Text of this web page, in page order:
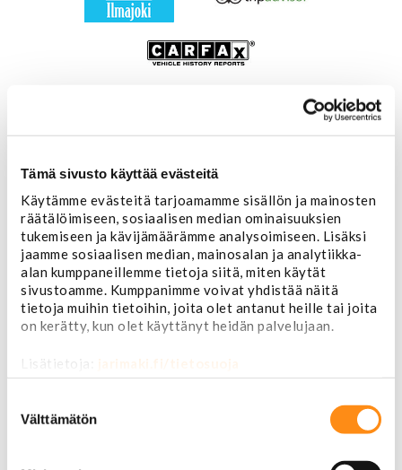
Tämä sivusto käyttää evästeitä
Käytämme evästeitä tarjoamamme sisällön ja mainosten
räätälöimiseen, sosiaalisen median ominaisuuksien
tukemiseen ja kävijämäärämme analysoimiseen. Lisäksi
jaamme sosiaalisen median, mainosalan ja analytiikka-
alan kumppaneillemme tietoja siitä, miten käytät
sivustoamme. Kumppanimme voivat yhdistää näitä
tietoja muihin tietoihin, joita olet antanut heille tai joita
on kerätty, kun olet käyttänyt heidän palvelujaan.
Lisätietoja: jarimaki.fi/tietosuoja
valinta
Välttämätön
Etusivu
USA-auton osat
Alusta
Ohjauslaitteet ja jousitus
Pallonivelet
Raidetangonpäät
Tukivarret
Pumput ja tiivisteet
Puslat